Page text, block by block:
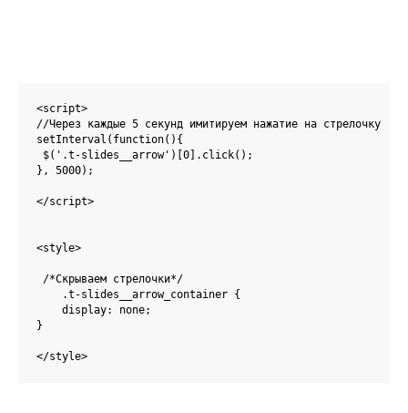
<script>
//Через каждые 5 секунд имитируем нажатие на стрелочку
setInterval(function(){
$('.t-slides__arrow')[0].click();
}, 5000);
</script>
<style>
/*Скрываем стрелочки*/
    .t-slides__arrow_container {
    display: none;
}
</style>